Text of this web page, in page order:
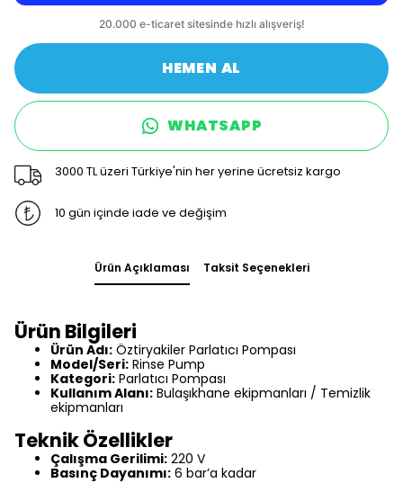
HEMEN AL
WHATSAPP
3000 TL üzeri Türkiye'nin her yerine ücretsiz kargo
10 gün içinde iade ve değişim
Ürün Açıklaması Taksit Seçenekleri
Ürün Bilgileri
Ürün Adı: Öztiryakiler Parlatıcı Pompası
Model/Seri: Rinse Pump
Kategori: Parlatıcı Pompası
Kullanım Alanı: Bulaşıkhane ekipmanları / Temizlik
ekipmanları
Teknik Özellikler
Çalışma Gerilimi: 220 V
Basınç Dayanımı: 6 bar’a kadar